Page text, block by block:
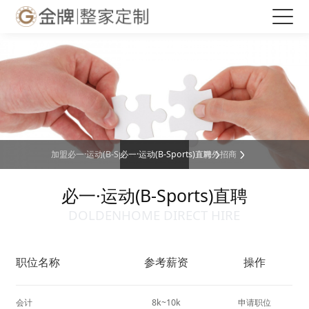
加盟必一·运动(B-Sports)必一·运动(B-Sports)直聘海外招商
必一·运动(B-Sports)直聘
职位名称 参考薪资 操作
会计 8k~10k 申请职位